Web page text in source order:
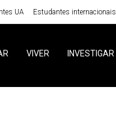
UA Estudantes internacionais
VIVER INVESTIGAR